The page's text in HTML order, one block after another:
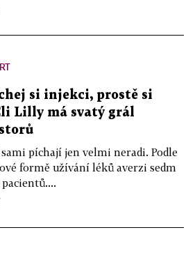
si injekci, prostě si
Lilly má svatý grál
píchají jen velmi neradi. Podle
formě užívání léků averzi sedm